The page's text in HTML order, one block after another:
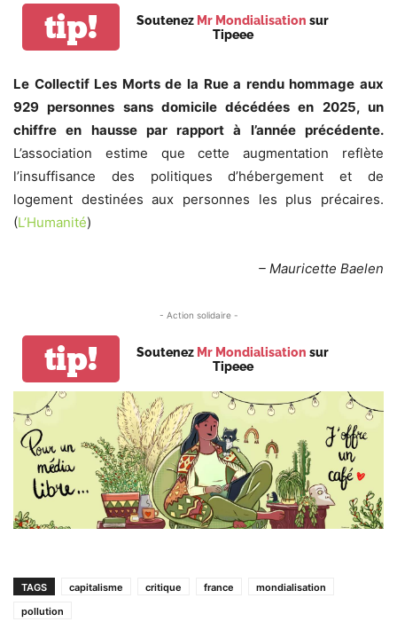
tip! Soutenez Mr Mondialisation sur
Tipeee
Le Collectif Les Morts de la Rue a rendu hommage aux
929 personnes sans domicile décédées en 2025, un
chiffre en hausse par rapport à l’année précédente.
L’association estime que cette augmentation reflète
l’insuffisance des politiques d’hébergement et de
logement destinées aux personnes les plus précaires.
(L’Humanité)
– Mauricette Baelen
- Action solidaire -
tip! Soutenez Mr Mondialisation sur
Tipeee
TAGS capitalisme critique france
mondialisation
pollution